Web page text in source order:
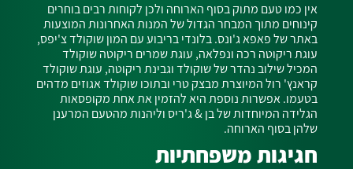
אין כמו טעם מתוק בסוף הארוחה ולכן לקוחות רבים בוחרים
קינוחים מתוך המבחר הגדול של המנות האחרונות המוצעות
באתר של פאפא ג'ונס. בלונדי בריבוע עם המון שוקולד צ'יפס,
עוגת ריקוטה רכה ונפלאה, עוגת שמרים ריקוטה שוקולד
המכיל שילוב נהדר של שוקולד וגבינת ריקוטה, עוגת שוקולד
קראנץ' רול המיוצרת מבצק טרי ובתוכו שוקולד אגוזים מדהים
בטעמו. אפשרות נוספת היא להזמין את אחת מקופסאות
הגלידה המיוחדות של בן & ג'ריס וליהנות מהטעם המרענן
שלהן בסוף הארוחה.
חגיגות משפחתיות